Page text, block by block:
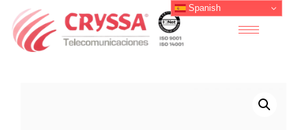
Spanish